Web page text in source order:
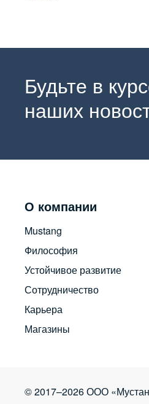
Будьте в
наших
О компании
Mustang
Философия
Устойчивое развитие
Сотрудничество
Карьера
Магазины
© 2017–2026 ООО